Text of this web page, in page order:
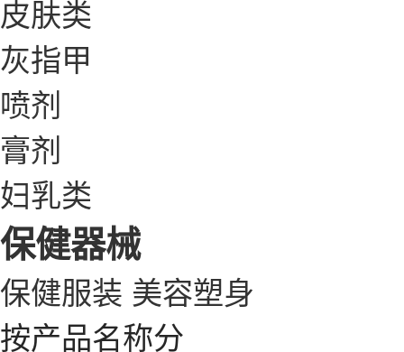
皮肤类
灰指甲
喷剂
膏剂
妇乳类
保健器械
保健服装 美容塑身
按产品名称分